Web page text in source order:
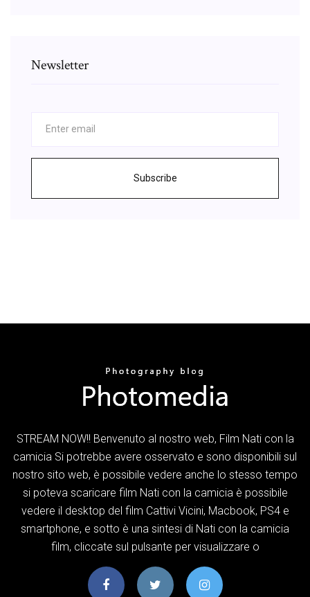
Newsletter
Subscribe
STREAM NOW!! Benvenuto al nostro web, Film Nati con la
camicia Si potrebbe avere osservato e sono disponibili sul
nostro sito web, è possibile vedere anche lo stesso tempo
si poteva scaricare film Nati con la camicia è possibile
vedere il desktop del film Cattivi Vicini, Macbook, PS4 e
smartphone, e sotto è una sintesi di Nati con la camicia
film, cliccate sul pulsante per visualizzare o